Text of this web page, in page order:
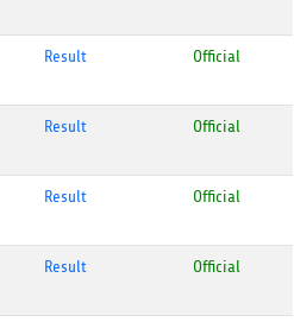
Result Official
Result Official
Result Official
Result Official